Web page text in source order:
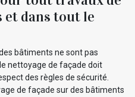
et dans tout le
bâtiments ne sont pas
nettoyage de façade doit
des règles de sécurité.
de façade sur des bâtiments